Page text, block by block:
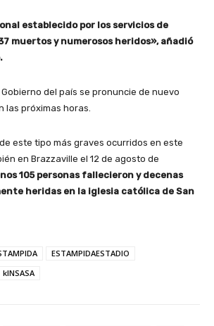
establecido por los servicios de
muertos y numerosos heridos», añadió
del país se pronuncie de nuevo
las próximas horas.
este tipo más graves ocurridos en este
en Brazzaville el 12 de agosto de
105 personas fallecieron y decenas
heridas en la iglesia católica de San
ESTAMPIDAESTADIO
kINSASA